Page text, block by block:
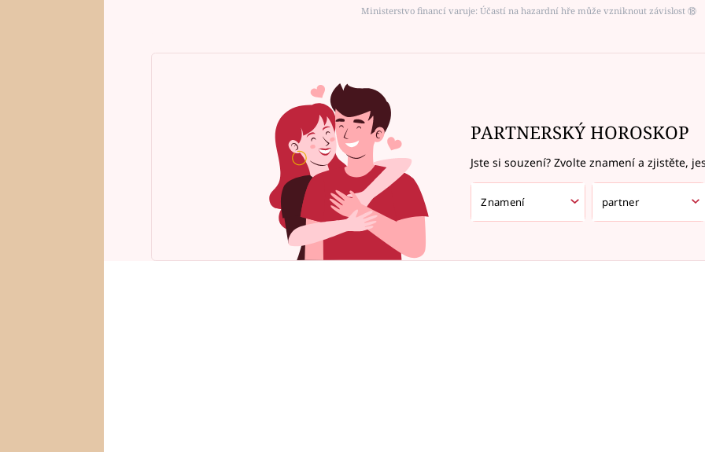
Ministerstvo financí varuje: Účastí na hazardní hře může vzniknout závislost ⑱
PARTNERSKÝ HOROSKOP
Jste si souzení? Zvolte znamení a zjistěte,